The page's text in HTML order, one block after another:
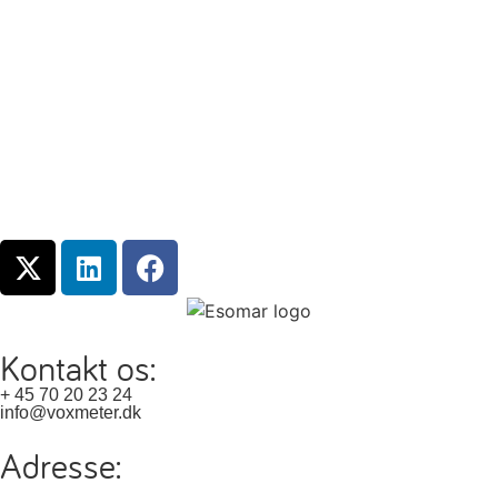
Kontakt os:
+ 45 70 20 23 24
info@voxmeter.dk
Adresse: